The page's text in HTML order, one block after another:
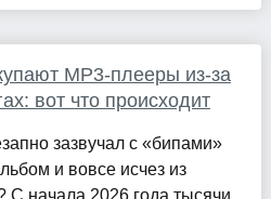
MP3-плееры из-за
вот что происходит
зазвучал с «бипами»
и вовсе исчез из